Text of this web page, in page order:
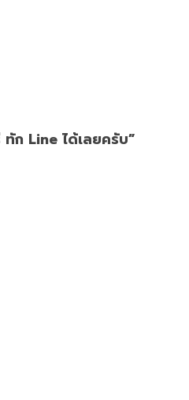
ก Line ได้เลยครับ”